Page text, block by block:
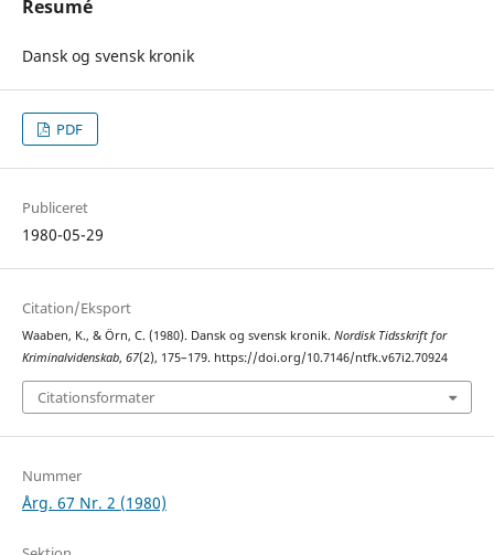
Resumé
Dansk og svensk kronik
PDF
Publiceret
1980-05-29
Citation/Eksport
Waaben, K., & Örn, C. (1980). Dansk og svensk kronik. Nordisk Tidsskrift for
Kriminalvidenskab, 67(2), 175–179. https://doi.org/10.7146/ntfk.v67i2.70924
Citationsformater
Nummer
Årg. 67 Nr. 2 (1980)